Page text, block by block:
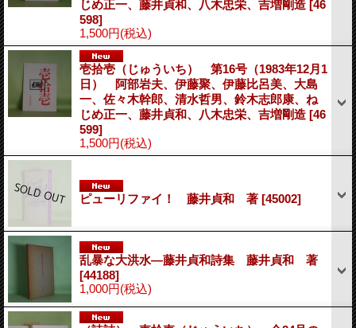
じめ正一、藤井貞和、八木忠栄、吉増剛造 [46
598]
1,500円(税込)
壱拾壱（じゅういち） 第16号（1983年12月1
日） 阿部岩夫、伊藤聚、伊藤比呂美、大島
一、佐々木幹郎、清水哲男、鈴木志郎康、ね
じめ正一、藤井貞和、八木忠栄、吉増剛造 [46
599]
1,500円(税込)
ピューリファイ！ 藤井貞和 著 [45002]
乱暴な大洪水―藤井貞和詩集 藤井貞和 著
[44188]
1,000円(税込)